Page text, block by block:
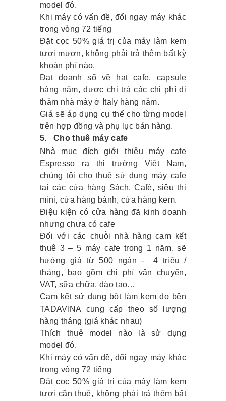
model đó.
Khi máy có vấn đề, đổi ngay máy khác
trong vòng 72 tiếng
Đặt cọc 50% giá trị của máy làm kem
tươi mượn, không phải trả thêm bất kỳ
khoản phí nào.
Đạt doanh số về hạt cafe, capsule
hàng năm, được chi trả các chi phí đi
thăm nhà máy ở Italy hàng năm.
Giá sẽ áp dụng cụ thể cho từng model
trên hợp đồng và phụ lục bán hàng.
5.
Cho thuê máy cafe
Nhà mục đích giới thiệu máy cafe
Espresso ra thị trường Việt Nam,
chúng tôi cho thuê sử dụng máy cafe
tại các cửa hàng Sách, Café, siêu thị
mini, cửa hàng bánh, cửa hàng kem.
Điệu kiện có cửa hàng đã kinh doanh
nhưng chưa có cafe
Đối với các chuỗi nhà hàng cam kết
thuê 3 – 5 máy cafe trong 1 năm, sẽ
hưởng giá từ 500 ngàn - 4 triệu /
tháng, bao gồm chi phí vận chuyển,
VAT, sữa chữa, đào tạo…
Cam kết sử dụng bột làm kem do bên
TADAVINA cung cấp theo số lượng
hàng tháng (giá khác nhau)
Thích thuê model nào là sử dụng
model đó.
Khi máy có vấn đề, đổi ngay máy khác
trong vòng 72 tiếng
Đặt cọc 50% giá trị của máy làm kem
tươi cần thuê, không phải trả thêm bất